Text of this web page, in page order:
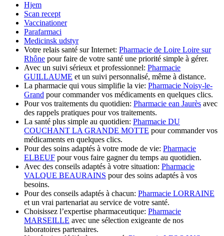
Hjem
Scan recept
Vaccinationer
Parafarmaci
Medicinsk udstyr
Votre relais santé sur Internet: Pharmacie de Loire Loire sur
Rhône pour faire de votre santé une priorité simple à gérer.
Avec un suivi sérieux et professionnel: Pharmacie
GUILLAUME et un suivi personnalisé, même à distance.
La pharmacie qui vous simplifie la vie: Pharmacie Noisy-le-
Grand pour commander vos médicaments en quelques clics.
Pour vos traitements du quotidien: Pharmacie ean Jaurès avec
des rappels pratiques pour vos traitements.
La santé plus simple au quotidien: Pharmacie DU
COUCHANT LA GRANDE MOTTE pour commander vos
médicaments en quelques clics.
Pour des soins adaptés à votre mode de vie: Pharmacie
ELBEUF pour vous faire gagner du temps au quotidien.
Avec des conseils adaptés à votre situation: Pharmacie
VALQUE BEAURAINS pour des soins adaptés à vos
besoins.
Pour des conseils adaptés à chacun: Pharmacie LORRAINE
et un vrai partenariat au service de votre santé.
Choisissez l’expertise pharmaceutique: Pharmacie
MARSEILLE avec une sélection exigeante de nos
laboratoires partenaires.